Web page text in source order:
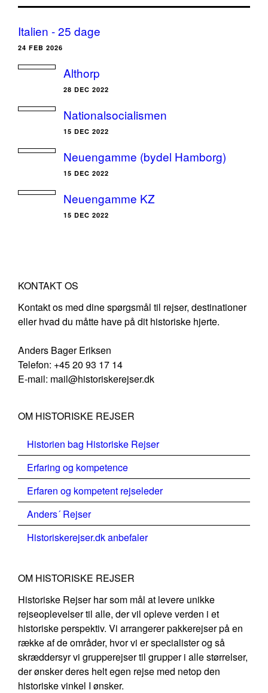
Italien - 25 dage
24 FEB 2026
Althorp
28 DEC 2022
Nationalsocialismen
15 DEC 2022
Neuengamme (bydel Hamborg)
15 DEC 2022
Neuengamme KZ
15 DEC 2022
KONTAKT OS
Kontakt os med dine spørgsmål til rejser, destinationer
eller hvad du måtte have på dit historiske hjerte.
Anders Bager Eriksen
Telefon: +45 20 93 17 14
E-mail: mail@historiskerejser.dk
OM HISTORISKE REJSER
Historien bag Historiske Rejser
Erfaring og kompetence
Erfaren og kompetent rejseleder
Anders´ Rejser
Historiskerejser.dk anbefaler
OM HISTORISKE REJSER
Historiske Rejser har som mål at levere unikke
rejseoplevelser til alle, der vil opleve verden i et
historiske perspektiv. Vi arrangerer pakkerejser på en
række af de områder, hvor vi er specialister og så
skræddersyr vi grupperejser til grupper i alle størrelser,
der ønsker deres helt egen rejse med netop den
historiske vinkel I ønsker.